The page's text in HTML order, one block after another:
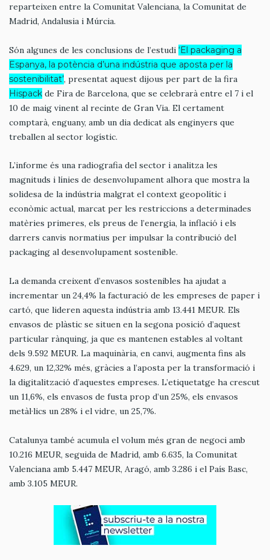
reparteixen entre la Comunitat Valenciana, la Comunitat de
Madrid, Andalusia i Múrcia.
Són algunes de les conclusions de l’estudi ‘El packaging a
Espanya, la potència d’una indústria que aposta per la
sostenibilitat’, presentat aquest dijous per part de la fira
Hispack de Fira de Barcelona, que se celebrarà entre el 7 i el
10 de maig vinent al recinte de Gran Via. El certament
comptarà, enguany, amb un dia dedicat als enginyers que
treballen al sector logístic.
L’informe és una radiografia del sector i analitza les
magnituds i línies de desenvolupament alhora que mostra la
solidesa de la indústria malgrat el context geopolític i
econòmic actual, marcat per les restriccions a determinades
matèries primeres, els preus de l’energia, la inflació i els
darrers canvis normatius per impulsar la contribució del
packaging al desenvolupament sostenible.
La demanda creixent d’envasos sostenibles ha ajudat a
incrementar un 24,4% la facturació de les empreses de paper i
cartó, que lideren aquesta indústria amb 13.441 MEUR. Els
envasos de plàstic se situen en la segona posició d’aquest
particular rànquing, ja que es mantenen estables al voltant
dels 9.592 MEUR. La maquinària, en canvi, augmenta fins als
4.629, un 12,32% més, gràcies a l’aposta per la transformació i
la digitalització d’aquestes empreses. L’etiquetatge ha crescut
un 11,6%, els envasos de fusta prop d’un 25%, els envasos
metàl·lics un 28% i el vidre, un 25,7%.
Catalunya també acumula el volum més gran de negoci amb
10.216 MEUR, seguida de Madrid, amb 6.635, la Comunitat
Valenciana amb 5.447 MEUR, Aragó, amb 3.286 i el País Basc,
amb 3.105 MEUR.